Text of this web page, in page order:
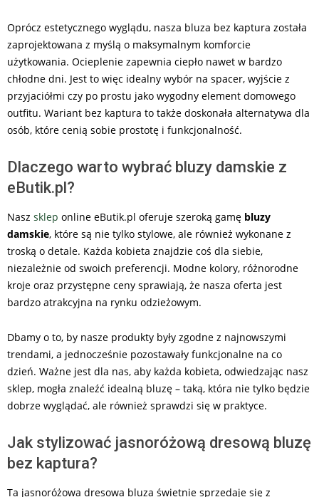
Oprócz estetycznego wyglądu, nasza bluza bez kaptura została
zaprojektowana z myślą o maksymalnym komforcie
użytkowania. Ocieplenie zapewnia ciepło nawet w bardzo
chłodne dni. Jest to więc idealny wybór na spacer, wyjście z
przyjaciółmi czy po prostu jako wygodny element domowego
outfitu. Wariant bez kaptura to także doskonała alternatywa dla
osób, które cenią sobie prostotę i funkcjonalność.
Dlaczego warto wybrać bluzy damskie z
eButik.pl?
Nasz sklep online eButik.pl oferuje szeroką gamę bluzy
damskie, które są nie tylko stylowe, ale również wykonane z
troską o detale. Każda kobieta znajdzie coś dla siebie,
niezależnie od swoich preferencji. Modne kolory, różnorodne
kroje oraz przystępne ceny sprawiają, że nasza oferta jest
bardzo atrakcyjna na rynku odzieżowym.
Dbamy o to, by nasze produkty były zgodne z najnowszymi
trendami, a jednocześnie pozostawały funkcjonalne na co
dzień. Ważne jest dla nas, aby każda kobieta, odwiedzając nasz
sklep, mogła znaleźć idealną bluzę – taką, która nie tylko będzie
dobrze wyglądać, ale również sprawdzi się w praktyce.
Jak stylizować jasnoróżową dresową bluzę
bez kaptura?
Ta jasnoróżowa dresowa bluza świetnie sprzedaje się z